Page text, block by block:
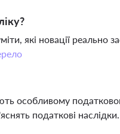
які новації реально
особливому
податкові наслідки.